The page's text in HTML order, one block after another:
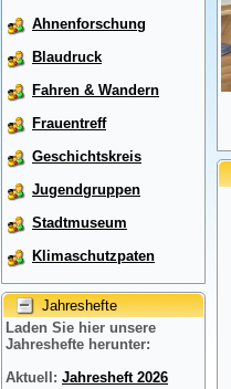
Ahnenforschung
Blaudruck
Fahren & Wandern
Frauentreff
Geschichtskreis
Jugendgruppen
Stadtmuseum
Klimaschutzpaten
Jahreshefte
Laden Sie hier unsere
Jahreshefte herunter:
Aktuell: Jahresheft 2026